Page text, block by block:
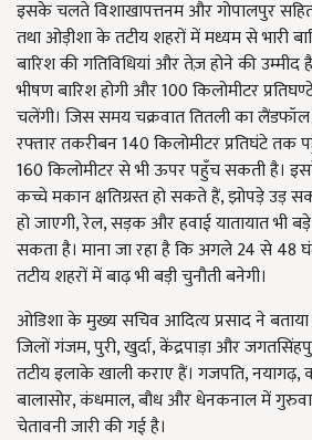
इसके चलते विशाखापत्तनम और गोपालपुर सहित
तथा ओड़ीशा के तटीय शहरों में मध्यम से भारी
बारिश की गतिविधियां और तेज़ होने की
भीषण बारिश होगी और 100 किलोमीटर
चलेंगी। जिस समय चक्रवात तितली का
रफ्तार तकरीबन 140 किलोमीटर प्रतिघंटे तक
160 किलोमीटर से भी ऊपर पहुँच सकती है।
कच्चे मकान क्षतिग्रस्त हो सकते हैं, झोपड़े उड़
हो जाएगी, रेल, सड़क और हवाई यातायात भी बड़े
सकता है। माना जा रहा है कि अगले 24 से 48
तटीय शहरों में बाढ़ भी बड़ी चुनौती बनेगी।
ओडिशा के मुख्य सचिव आदित्य प्रसाद ने बताया
जिलों गंजम, पुरी, खुर्दा, केंद्रपाड़ा और
तटीय इलाके खाली कराए हैं। गजपति,
बालासोर, कंधमाल, बौध और धेनकनाल में
चेतावनी जारी की गई है।